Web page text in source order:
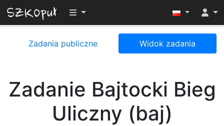
Przełącz widoczność menu
Zadania publiczne Widok zadania
Zadanie Bajtocki Bieg
Uliczny (baj)